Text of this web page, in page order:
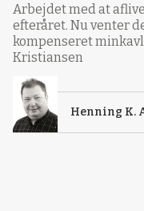
Arbejdet med at
efteråret. Nu venter
kompenseret
Kristiansen
Henning K.